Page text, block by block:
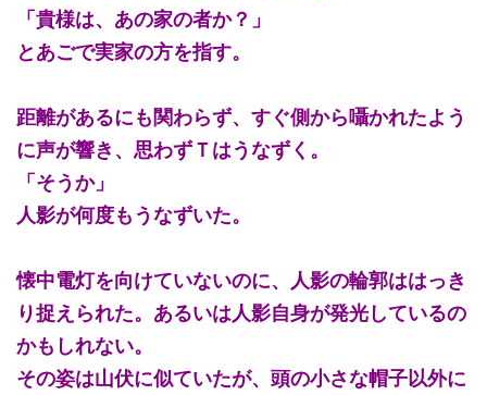
「貴様は、あの家の者か？」
とあごで実家の方を指す。
距離があるにも関わらず、すぐ側から囁かれたよう
に声が響き、思わずＴはうなずく。
「そうか」
人影が何度もうなずいた。
懐中電灯を向けていないのに、人影の輪郭ははっき
り捉えられた。あるいは人影自身が発光しているの
かもしれない。
その姿は山伏に似ていたが、頭の小さな帽子以外に